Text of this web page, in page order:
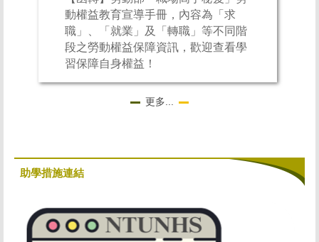
動權益教育宣導手冊，內容為「求
職」、「就業」及「轉職」等不同階
段之勞動權益保障資訊，歡迎查看學
習保障自身權益！
更多...
助學措施連結